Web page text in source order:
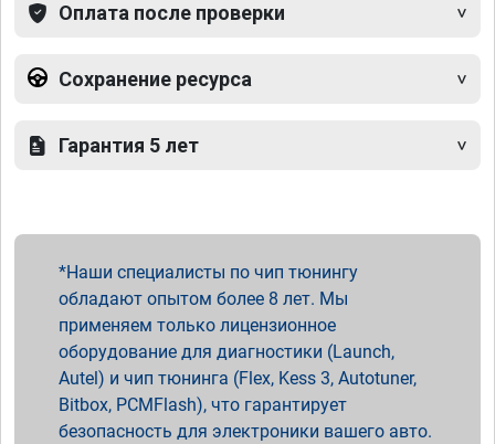
Оплата после проверки
Сохранение ресурса
Гарантия 5 лет
Наши специалисты по чип тюнингу
обладают опытом более 8 лет. Мы
применяем только лицензионное
оборудование для диагностики (Launch,
Autel) и чип тюнинга (Flex, Kess 3, Autotuner,
Bitbox, PCMFlash), что гарантирует
безопасность для электроники вашего авто.